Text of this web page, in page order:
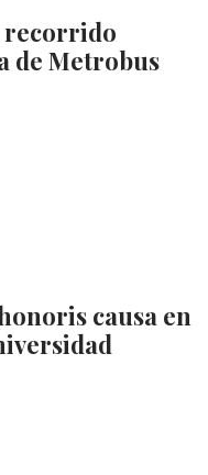
de Metrobus
causa en